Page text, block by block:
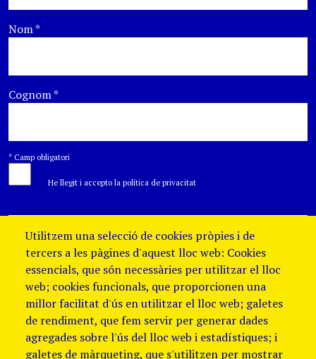
Nom*
Cognom*
* Camp obligatori
He llegit i accepto la política de privacitat
Utilitzem una selecció de cookies pròpies i de
tercers a les pàgines d'aquest lloc web: Cookies
essencials, que són necessàries per utilitzar el lloc
web; cookies funcionals, que proporcionen una
millor facilitat d'ús en utilitzar el lloc web; galetes
de rendiment, que fem servir per generar dades
agregades sobre l'ús del lloc web i estadístiques; i
galetes de màrqueting, que s'utilitzen per mostrar